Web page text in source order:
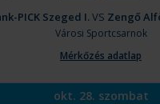
PICK Szeged I.VS Zengő
Városi Sportcsarnok
Mérkőzés adatlap
okt. 28. szombat